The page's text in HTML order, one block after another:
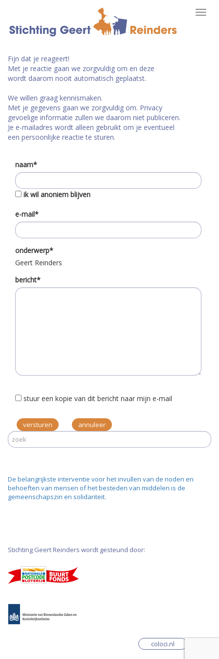
Fijn dat je reageert!
Met je reactie gaan we zorgvuldig om en deze
wordt daarom nooit automatisch geplaatst.
We willen graag kennismaken.
Met je gegevens gaan we zorgvuldig om. Privacy
gevoelige informatie zullen we daarom niet publiceren.
Je e-mailadres wordt alleen gebruikt om je eventueel
een persoonlijke reactie te sturen.
naam*
ik wil anoniem blijven
e-mail*
onderwerp*
Geert Reinders
bericht*
stuur een kopie van dit bericht naar mijn e-mail
versturen
De belangrijkste interventie voor het invullen van de noden en
behoeften van mensen of het besteden van middelen is de
gemeenschapszin en solidariteit.
Stichting Geert Reinders wordt gesteund door:
coloci.nl